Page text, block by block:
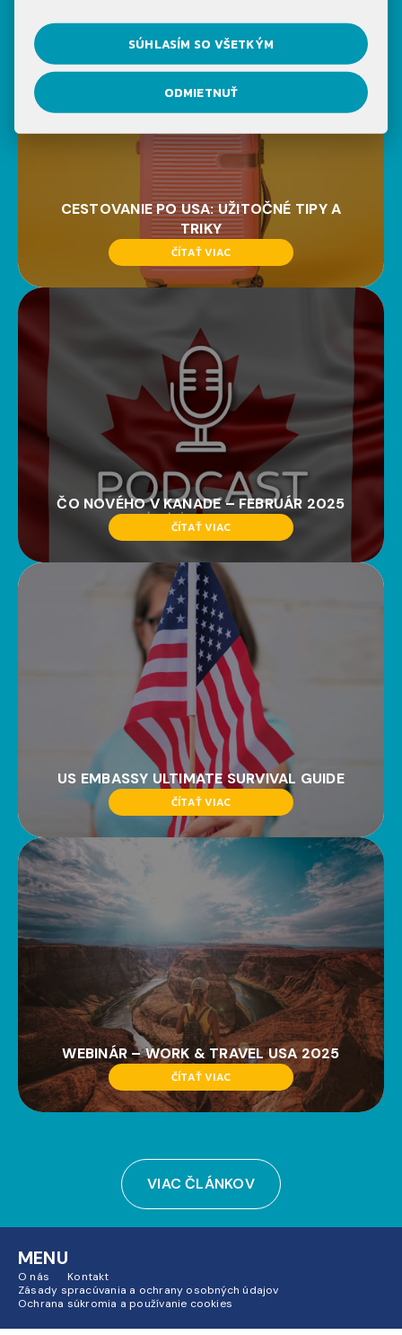
CESTOVANIE PO USA: UŽITOČNÉ TIPY A
TRIKY
ČÍTAŤ VIAC
ČO NOVÉHO V KANADE – FEBRUÁR 2025
ČÍTAŤ VIAC
US EMBASSY ULTIMATE SURVIVAL GUIDE
ČÍTAŤ VIAC
WEBINÁR – WORK & TRAVEL USA 2025
ČÍTAŤ VIAC
VIAC ČLÁNKOV
MENU
O nás
Kontakt
Zásady spracúvania a ochrany osobných údajov
Ochrana súkromia a používanie cookies
SÚHLASÍM SO VŠETKÝM
ODMIETNUŤ